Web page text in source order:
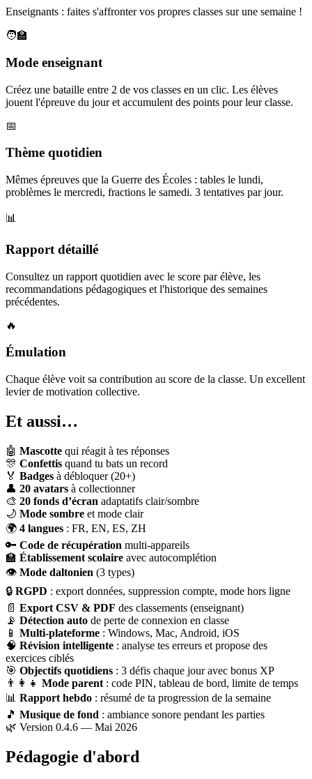
Enseignants : faites s'affronter vos propres classes sur une semaine !
🧑‍🏫
Mode enseignant
Créez une bataille entre 2 de vos classes en un clic. Les élèves
jouent l'épreuve du jour et accumulent des points pour leur classe.
📅
Thème quotidien
Mêmes épreuves que la Guerre des Écoles : tables le lundi,
problèmes le mercredi, fractions le samedi. 3 tentatives par jour.
📊
Rapport détaillé
Consultez un rapport quotidien avec le score par élève, les
recommandations pédagogiques et l'historique des semaines
précédentes.
🔥
Émulation
Chaque élève voit sa contribution au score de la classe. Un excellent
levier de motivation collective.
Et aussi…
🤖 Mascotte qui réagit à tes réponses
🎊 Confettis quand tu bats un record
🏅 Badges à débloquer (20+)
👤 20 avatars à collectionner
🎨 20 fonds d’écran adaptatifs clair/sombre
🌙 Mode sombre et mode clair
🌍 4 langues : FR, EN, ES, ZH
🔑 Code de récupération multi-appareils
🏫 Établissement scolaire avec autocomplétion
👁 Mode daltonien (3 types)
🔒 RGPD : export données, suppression compte, mode hors ligne
📄 Export CSV & PDF des classements (enseignant)
📡 Détection auto de perte de connexion en classe
📱 Multi-plateforme : Windows, Mac, Android, iOS
🧠 Révision intelligente : analyse tes erreurs et propose des
exercices ciblés
🎯 Objectifs quotidiens : 3 défis chaque jour avec bonus XP
👨‍👩‍👧 Mode parent : code PIN, tableau de bord, limite de temps
📊 Rapport hebdo : résumé de ta progression de la semaine
🎵 Musique de fond : ambiance sonore pendant les parties
🌿 Version 0.4.6 — Mai 2026
Pédagogie d'abord